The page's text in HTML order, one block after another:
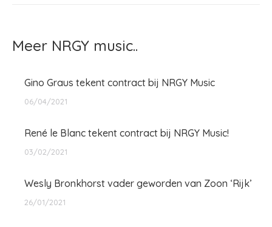
Meer NRGY music..
Gino Graus tekent contract bij NRGY Music
06/04/2021
René le Blanc tekent contract bij NRGY Music!
03/02/2021
Wesly Bronkhorst vader geworden van Zoon ‘Rijk’
26/01/2021